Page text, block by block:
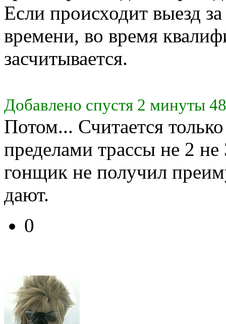
Если происходит выезд
времени, во время
засчитывается.
Добавлено спустя 2 минуты
Потом... Считается только
пределами трассы не 2 не
гонщик не получил
дают.
0